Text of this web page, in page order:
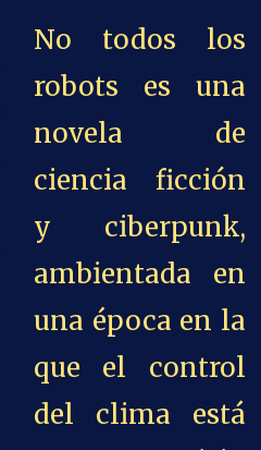
No todos los
robots es una
novela de
ciencia ficción
y ciberpunk,
ambientada en
una época en la
que el control
del clima está